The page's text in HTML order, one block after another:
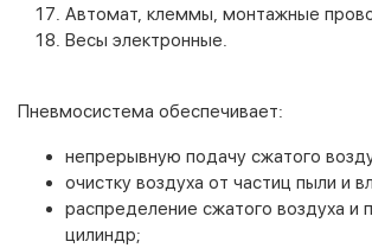
Автомат, клеммы, монтажные
Весы электронные.
Пневмосистема обеспечивает:
непрерывную подачу сжатого
очистку воздуха от частиц пыли и
распределение сжатого воздуха и
цилиндр;